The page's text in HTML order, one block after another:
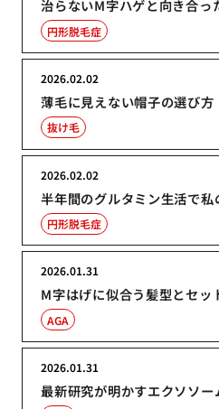
治らないM字ハゲと向き合っ
円形脱毛症
薄毛に見えない帽子の選び方
2026.02.02
抜け毛
半年間のグルタミン生活で
2026.02.02
円形脱毛症
M字はげに似合う髪型とセッ
2026.01.31
AGA
最新研究が明かすエクソソー
2026.01.31